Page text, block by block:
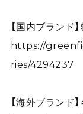
【国内ブランド
https://
ries/4294237
【海外ブランド